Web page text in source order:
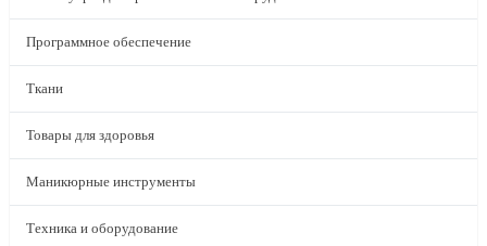
Программное обеспечение
Ткани
Товары для здоровья
Маникюрные инструменты
Техника и оборудование